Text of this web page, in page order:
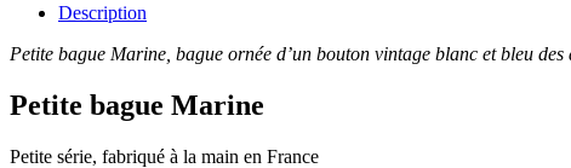
Description
Petite bague Marine, bague ornée d’un bouton vintage blanc et bleu
Petite bague Marine
Petite série, fabriqué à la main en France